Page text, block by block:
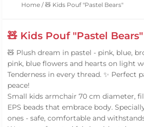
Home /🧸 Kids Pouf "Pastel Bears"
🧸 Kids Pouf "Pastel Bears"
🧸 Plush dream in pastel - pink, blue,
pink, blue flowers and hearts on light
Tenderness in every thread. ✨ Perfect
peace!
Small kids armchair 70 cm diameter,
EPS beads that embrace body.
ones - safe, comfortable and